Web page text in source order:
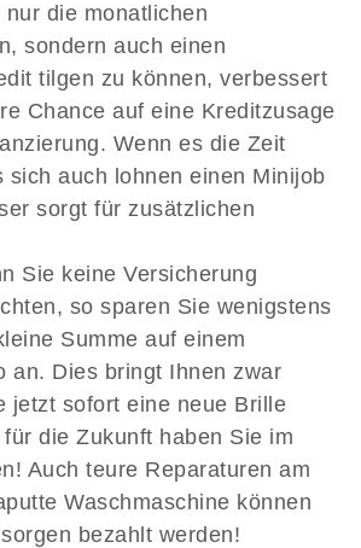
die monatlichen
sondern auch einen
tilgen zu können, verbessert
Chance auf eine Kreditzusage
Wenn es die Zeit
sich auch lohnen einen Minijob
sorgt für zusätzlichen
Sie keine Versicherung
so sparen Sie wenigstens
Summe auf einem
an. Dies bringt Ihnen zwar
jetzt sofort eine neue Brille
die Zukunft haben Sie im
Auch teure Reparaturen am
Waschmaschine können
bezahlt werden!